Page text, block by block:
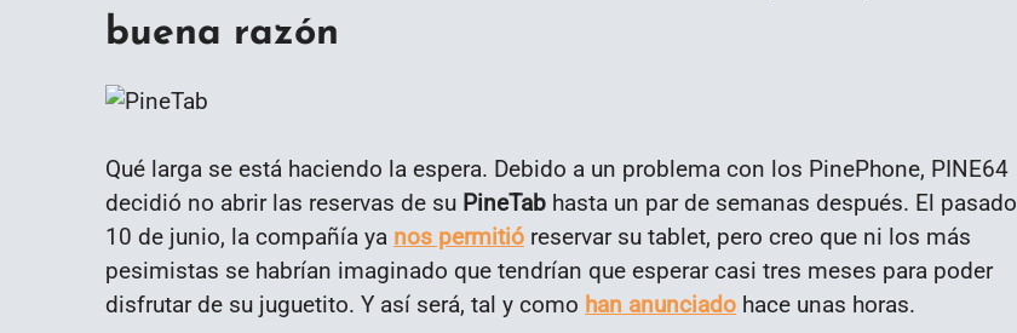
buena razón
Qué larga se está haciendo la espera. Debido a un problema con los PinePhone, PINE64
decidió no abrir las reservas de su PineTab hasta un par de semanas después. El pasado
10 de junio, la compañía ya nos permitió reservar su tablet, pero creo que ni los más
pesimistas se habrían imaginado que tendrían que esperar casi tres meses para poder
disfrutar de su juguetito. Y así será, tal y como han anunciado hace unas horas.